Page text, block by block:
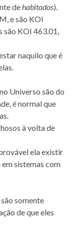
de habitados).
e são KOI
KOI 463.01,
naquilo que é
Universo são do
é normal que
à volta de
ela existir
sistemas com
somente
de que eles